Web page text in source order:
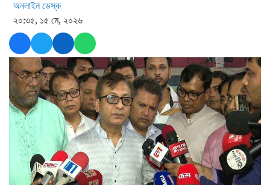
অনলাইন ডেস্ক
২০:৩৫, ১৫ মে, ২০২৬